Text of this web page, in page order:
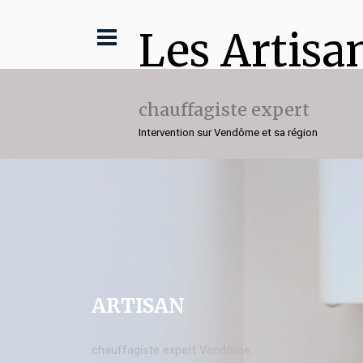
Les
chauffagiste expert
Intervention sur Vendôme et sa région
ARTISAN
chauffagiste expert Vendôme